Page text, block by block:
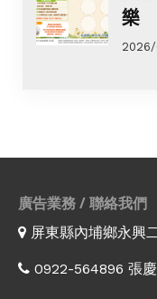
樂
廣告業務 / 聯絡我們
屏東縣內埔鄉永興
0922-564896 張